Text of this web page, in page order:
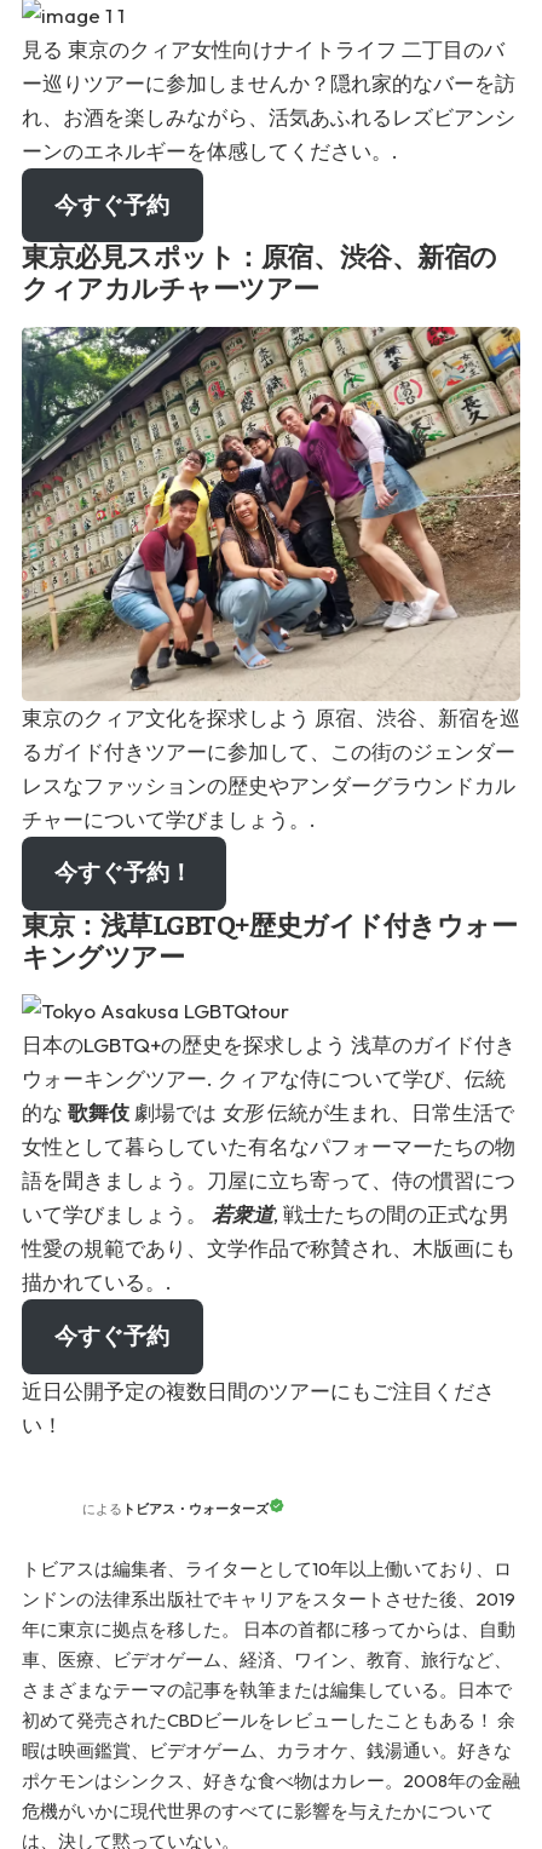
見る 東京のクィア女性向けナイトライフ 二丁目のバ
ー巡りツアーに参加しませんか？隠れ家的なバーを訪
れ、お酒を楽しみながら、活気あふれるレズビアンシ
ーンのエネルギーを体感してください。.
今すぐ予約
東京必見スポット：原宿、渋谷、新宿の
クィアカルチャーツアー
東京のクィア文化を探求しよう 原宿、渋谷、新宿を巡
るガイド付きツアーに参加して、この街のジェンダー
レスなファッションの歴史やアンダーグラウンドカル
チャーについて学びましょう。.
今すぐ予約！
東京：浅草LGBTQ+歴史ガイド付きウォー
キングツアー
日本のLGBTQ+の歴史を探求しよう 浅草のガイド付き
ウォーキングツアー. クィアな侍について学び、伝統
的な 歌舞伎 劇場では 女形伝統が生まれ、日常生活で
女性として暮らしていた有名なパフォーマーたちの物
語を聞きましょう。刀屋に立ち寄って、侍の慣習につ
いて学びましょう。 若衆道, 戦士たちの間の正式な男
性愛の規範であり、文学作品で称賛され、木版画にも
描かれている。.
今すぐ予約
近日公開予定の複数日間のツアーにもご注目くださ
い！
による トビアス・ウォーターズ
トビアスは編集者、ライターとして10年以上働いており、ロ
ンドンの法律系出版社でキャリアをスタートさせた後、2019
年に東京に拠点を移した。 日本の首都に移ってからは、自動
車、医療、ビデオゲーム、経済、ワイン、教育、旅行など、
さまざまなテーマの記事を執筆または編集している。日本で
初めて発売されたCBDビールをレビューしたこともある！ 余
暇は映画鑑賞、ビデオゲーム、カラオケ、銭湯通い。好きな
ポケモンはシンクス、好きな食べ物はカレー。2008年の金融
危機がいかに現代世界のすべてに影響を与えたかについて
は、決して黙っていない。